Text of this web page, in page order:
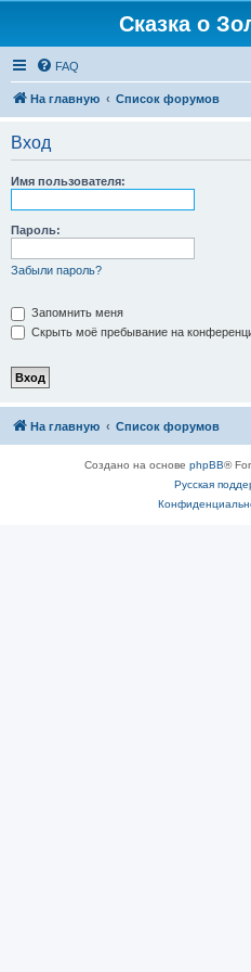
Сказка о
FAQ
На главную Список форумов
Вход
Имя пользователя:
Пароль:
Забыли пароль?
Запомнить меня
Скрыть моё пребывание на
На главную Список форумов
Создано на основе phpBB®
Русская